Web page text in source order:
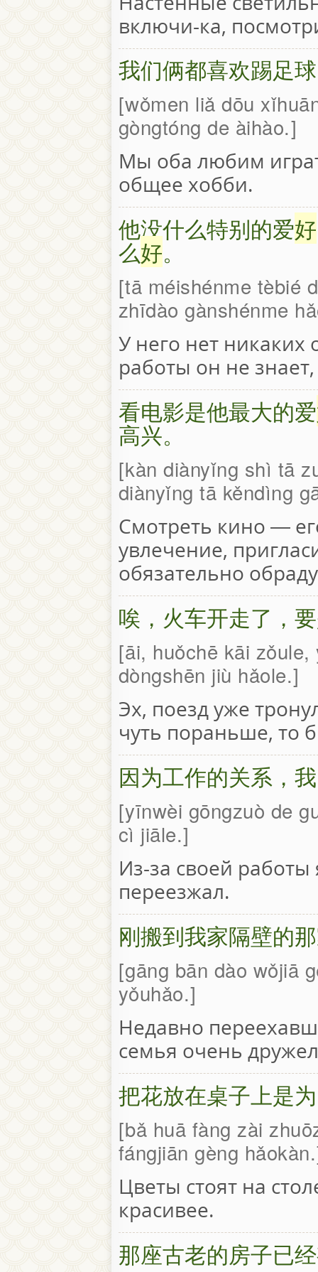
включи-ка,
我们俩都喜欢踢足
wǒmen liǎ dōu
gòngtóng de àihào.
Мы оба любим
общее хобби.
他没什么特别的爱好
么好。
tā méishénme tèbié
zhīdào gànshénme
У него нет никаких
работы он не
看电影是他最大的爱
高兴。
kàn diànyǐng shì tā
diànyǐng tā kěndìng
Смотреть кино —
увлечение,
обязательно
唉，火车开走了，
āi, huǒchē kāi
dòngshēn jiù hǎole.
Эх, поезд уже
чуть пораньше, то
因为工作的关系，
yīnwèi gōngzuò de
cì jiāle.
Из-за своей работы
переезжал.
刚搬到我家隔壁的
gāng bān dào wǒjiā
yǒuhǎo.
Недавно
семья очень
把花放在桌子上是
bǎ huā fàng zài
fángjiān gèng hǎokàn.
Цветы стоят на
красивее.
那座古老的房子已